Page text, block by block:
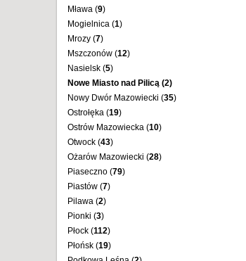
Mława (9)
Mogielnica (1)
Mrozy (7)
Mszczonów (12)
Nasielsk (5)
Nowe Miasto nad Pilicą (2)
Nowy Dwór Mazowiecki (35)
Ostrołęka (19)
Ostrów Mazowiecka (10)
Otwock (43)
Ożarów Mazowiecki (28)
Piaseczno (79)
Piastów (7)
Pilawa (2)
Pionki (3)
Płock (112)
Płońsk (19)